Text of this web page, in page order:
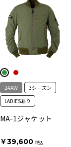
24AW
3シーズン
LADIESあり
MA-1ジャケット
￥39,600 税込